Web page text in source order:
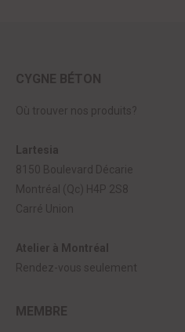
CYGNE BÉTON
Où trouver nos produits?
Lartesia
8150 Boulevard Décarie
Montréal (Qc) H4P 2S8
Carré Union
Atelier à Montréal
Rendez-vous seulement
MEMBRE